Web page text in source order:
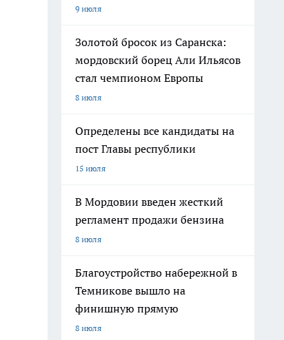
9 июля
Золотой бросок из Саранска:
мордовский борец Али Ильясов
стал чемпионом Европы
8 июля
Определены все кандидаты на
пост Главы республики
15 июля
В Мордовии введен жесткий
регламент продажи бензина
8 июля
Благоустройство набережной в
Темникове вышло на
финишную прямую
8 июля